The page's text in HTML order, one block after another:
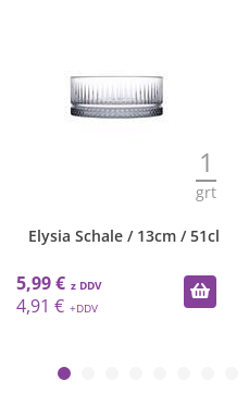
1
grt
Elysia Schale / 13cm / 51cl
5,99 €
4,91 €